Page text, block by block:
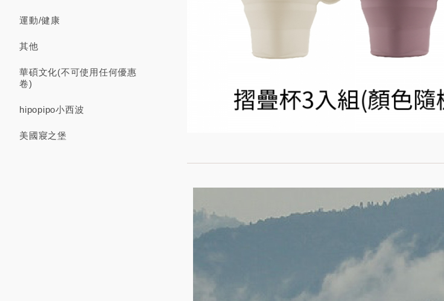
運動/健康
其他
華碩文化(不可使用任何優惠
卷)
hipopipo小西波
美國寢之堡